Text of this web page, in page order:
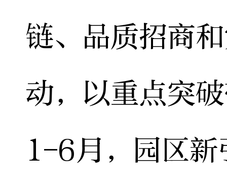
链、品质招商
动，以重点突
1-6月，园区